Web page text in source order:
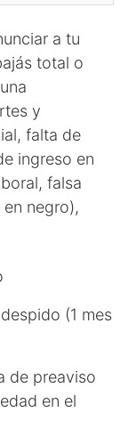
a tu
total o
y
falta de
ingreso en
falsa
negro),
(1 mes
de preaviso
en el